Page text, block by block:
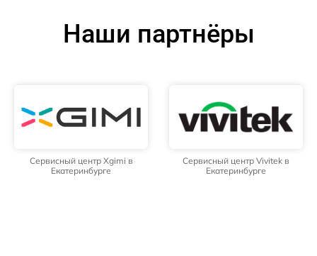
Наши партнёры
Сервисный центр Xgimi в
Екатеринбурге
Сервисный центр Vivitek в
Екатеринбурге